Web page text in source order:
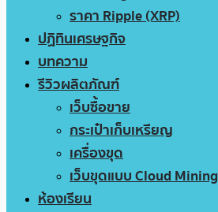
ราคา Ripple (XRP)
ปฏิทินเศรษฐกิจ
บทความ
รีวิวผลิตภัณฑ์
เว็บซื้อขาย
กระเป๋าเก็บเหรียญ
เครื่องขุด
เว็บขุดแบบ Cloud Mining
ห้องเรียน